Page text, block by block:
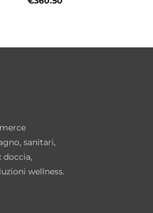
Mini Lavabi
della collezione Mini
bagni piccoli, consente
mantenendo
uniforme.
con piani bagno
sanitari,
doccia,
wellness.